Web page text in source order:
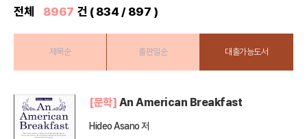
전체 8967 건 ( 834 / 897 )
제목순 출판일순 대출가능도서
[문학] An American Breakfast
Hideo Asano 저